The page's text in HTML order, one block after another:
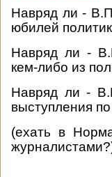
Навряд ли -
юбилей
Навряд ли -
кем-либо из
Навряд ли -
выступления
(ехать в